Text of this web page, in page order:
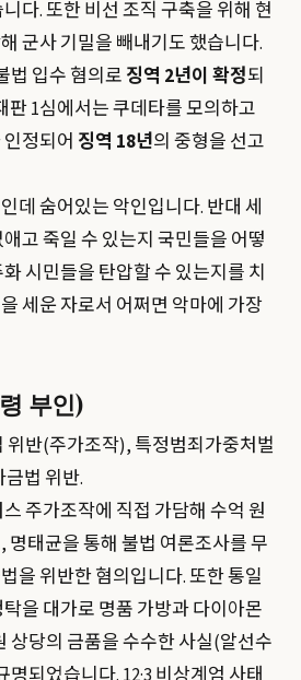
다. 또한 비선 조직 구축을 위해 현
군사 기밀을 빼내기도 했습니다.
법 입수 혐의로 징역 2년이 확정되
판 1심에서는 쿠데타를 모의하고
정되어 징역 18년의 중형을 선고
데 숨어있는 악인입니다. 반대 세
고 죽일 수 있는지 국민들을 어떻
시민들을 탄압할 수 있는지를 치
세운 자로서 어쩌면 악마에 가장
부인)
위반(주가조작), 특정범죄가중처벌
법 위반.
주가조작에 직접 가담해 수억 원
명태균을 통해 불법 여론조사를 무
을 위반한 혐의입니다. 또한 통일
을 대가로 명품 가방과 다이아몬
상당의 금품을 수수한 사실(알선수